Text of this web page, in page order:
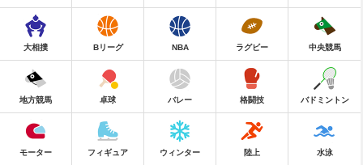
大相撲 Bリーグ NBA ラグビー 中央競馬
地方競馬 卓球 バレー 格闘技 バドミントン
モーター フィギュア ウィンター 陸上 水泳